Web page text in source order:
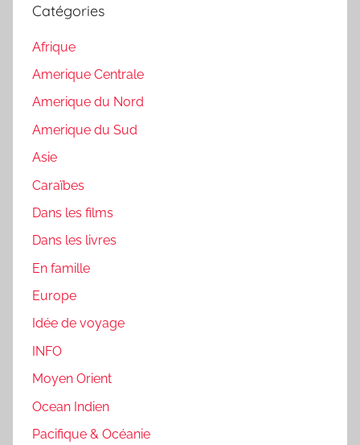
Catégories
Afrique
Amerique Centrale
Amerique du Nord
Amerique du Sud
Asie
Caraïbes
Dans les films
Dans les livres
En famille
Europe
Idée de voyage
INFO
Moyen Orient
Ocean Indien
Pacifique & Océanie